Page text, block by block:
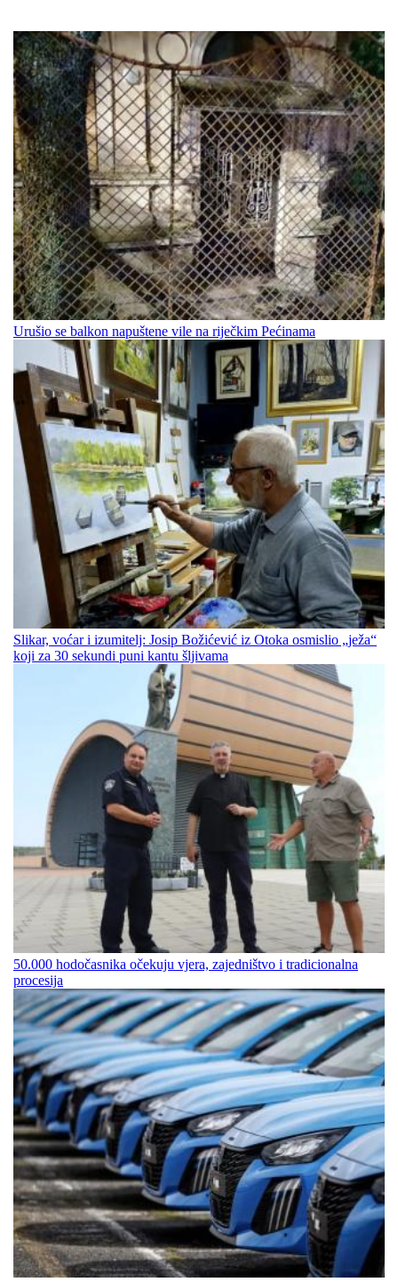
Urušio se balkon napuštene vile na riječkim Pećinama
Slikar, voćar i izumitelj: Josip Božićević iz Otoka osmislio „ježa“
koji za 30 sekundi puni kantu šljivama
50.000 hodočasnika očekuju vjera, zajedništvo i tradicionalna
procesija